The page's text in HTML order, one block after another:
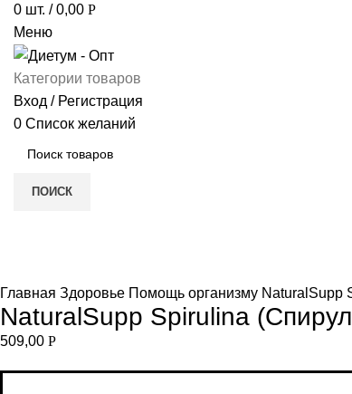
0 шт. / 0,00 Р
Меню
Категории товаров
Вход / Регистрация
0 Список желаний
ПОИСК
Главная Здоровье Помощь организму NaturalSupp
NaturalSupp Spirulina
509,00 Р